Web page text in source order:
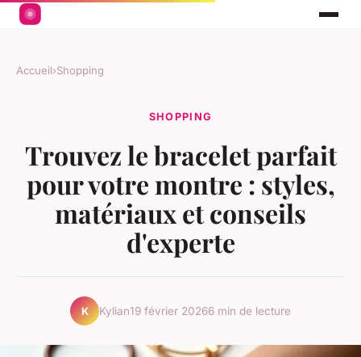
Accueil›Shopping
SHOPPING
Trouvez le bracelet parfait
pour votre montre : styles,
matériaux et conseils
d'experte
K Kylian19 février 20266 min de lecture